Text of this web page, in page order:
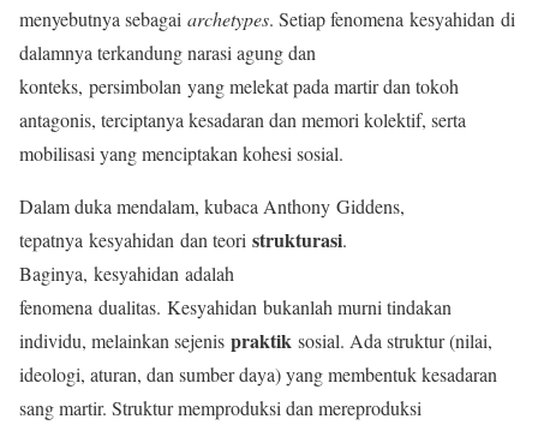
menyebutnya sebagai archetypes. Setiap fenomena kesyahidan di
dalamnya terkandung narasi agung dan
konteks, persimbolan yang melekat pada martir dan tokoh
antagonis, terciptanya kesadaran dan memori kolektif, serta
mobilisasi yang menciptakan kohesi sosial.
Dalam duka mendalam, kubaca Anthony Giddens,
tepatnya kesyahidan dan teori strukturasi.
Baginya, kesyahidan adalah
fenomena dualitas. Kesyahidan bukanlah murni tindakan
individu, melainkan sejenis praktik sosial. Ada struktur (nilai,
ideologi, aturan, dan sumber daya) yang membentuk kesadaran
sang martir. Struktur memproduksi dan mereproduksi